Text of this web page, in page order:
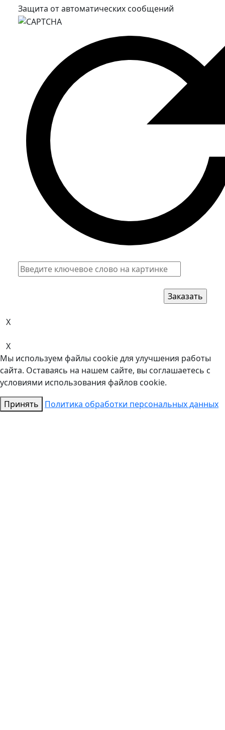
Защита от автоматических сообщений
X
X
Мы используем файлы cookie для улучшения работы
сайта. Оставаясь на нашем сайте, вы соглашаетесь с
условиями использования файлов cookie.
Принять
Политика обработки персональных данных